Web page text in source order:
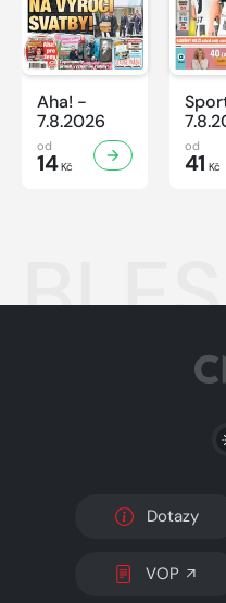
Aha! -
7.8.2026
od
14Kč
od
41 Kč
Dotazy
VOP